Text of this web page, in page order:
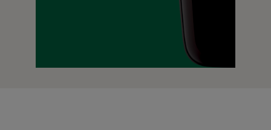
Bogate și puternice, sortimentele Starbucks
dezvăluie arome robuste și esența caracteristică prăjirii.
Află detalii